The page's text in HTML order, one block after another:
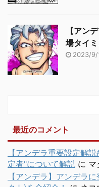
【アン
場タイ
2023/9/
最近のコメント
【アンデラ重要設定解
定者"について解説 に マ
【アンデラ】アンデラ